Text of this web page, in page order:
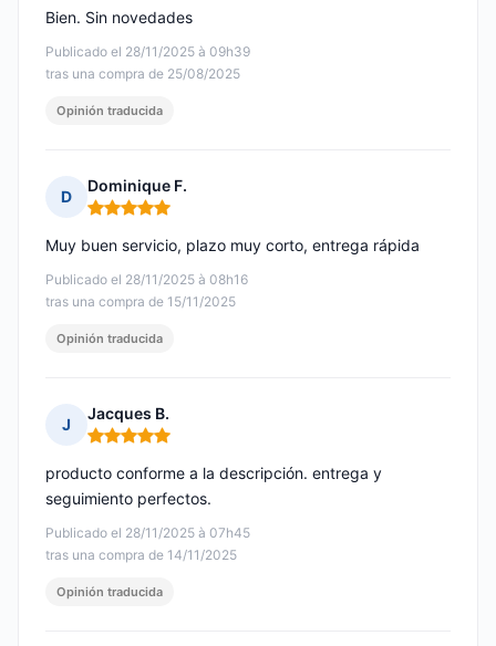
Publicado el 28/11/2025 à 09h39
tras una compra de 25/08/2025
Bien. Sin novedades
Opinión traducida
D
Dominique F.
Nota: 5 de 5
Publicado el 28/11/2025 à 08h16
tras una compra de 15/11/2025
Muy buen servicio, plazo muy corto, entrega rápida
Opinión traducida
J
Jacques B.
Nota: 5 de 5
Publicado el 28/11/2025 à 07h45
tras una compra de 14/11/2025
producto conforme a la descripción. entrega y
seguimiento perfectos.
Opinión traducida